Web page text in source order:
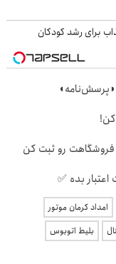
برای رشد کودکان
◗پرسش‌نامه◖
امداد کرمان موتور
بلیط اتوبوس